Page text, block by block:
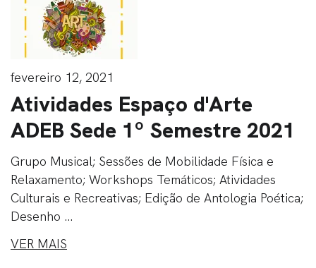
fevereiro 12, 2021
Atividades Espaço d'Arte
ADEB Sede 1º Semestre 2021
Grupo Musical; Sessões de Mobilidade Física e
Relaxamento; Workshops Temáticos; Atividades
Culturais e Recreativas; Edição de Antologia Poética;
Desenho ...
VER MAIS